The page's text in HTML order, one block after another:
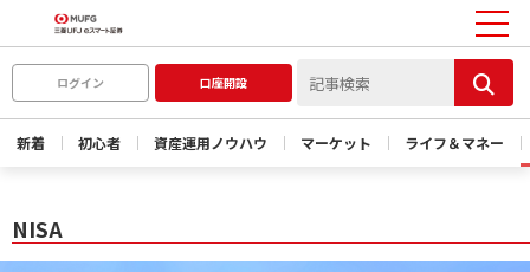
ログイン 口座開設
新着 初心者 資産運用ノウハウ マーケット ライフ＆マネー
NISA